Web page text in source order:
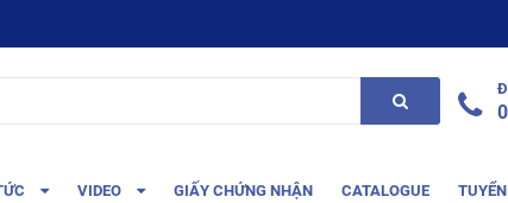
VIDEO GIẤY CHỨNG NHẬN CATALOGUE